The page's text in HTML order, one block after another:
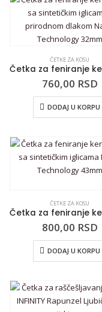
ČETKE ZA KOSU
760,00 RSD
DODAJ U KORPU
ČETKE ZA KOSU
800,00 RSD
DODAJ U KORPU